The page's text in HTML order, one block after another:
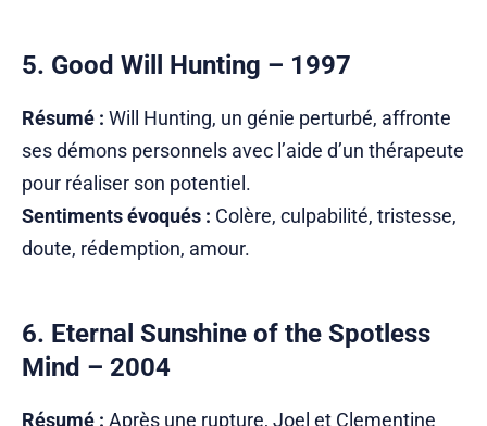
5. Good Will Hunting – 1997
Résumé : Will Hunting, un génie perturbé, affronte
ses démons personnels avec l’aide d’un thérapeute
pour réaliser son potentiel.
Sentiments évoqués : Colère, culpabilité, tristesse,
doute, rédemption, amour.
6. Eternal Sunshine of the Spotless
Mind – 2004
Résumé : Après une rupture, Joel et Clementine